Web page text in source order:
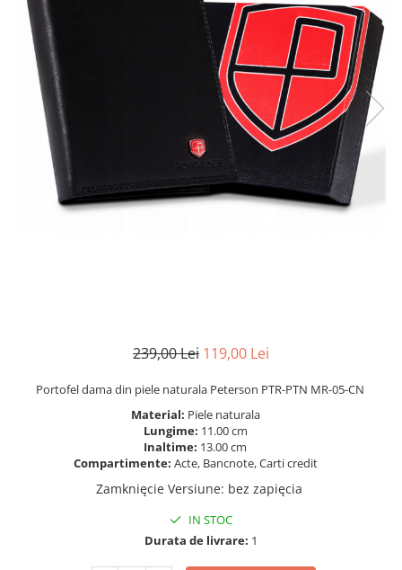
239,00 Lei 119,00 Lei
Portofel dama din piele naturala Peterson PTR-PTN MR-05-CN
Material: Piele naturala
Lungime: 11.00 cm
Inaltime: 13.00 cm
Compartimente: Acte, Bancnote, Carti credit
Zamknięcie Versiune: bez zapięcia
IN STOC
Durata de livrare: 1